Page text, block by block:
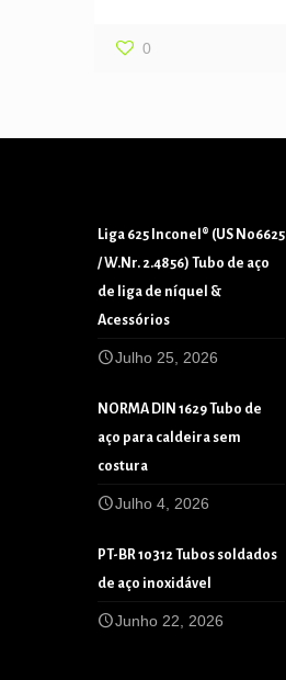
0
Liga 625 Inconel® (US N06625
/ W.Nr. 2.4856) Tubo de aço
de liga de níquel &
Acessórios
Julho 25, 2026
NORMA DIN 1629 Tubo de
aço para caldeira sem
costura
Julho 4, 2026
PT-BR 10312 Tubos soldados
de aço inoxidável
Junho 22, 2026